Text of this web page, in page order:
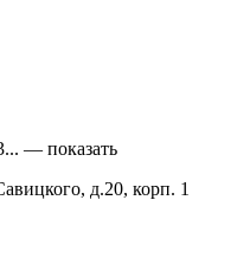
— показать
д.20, корп. 1